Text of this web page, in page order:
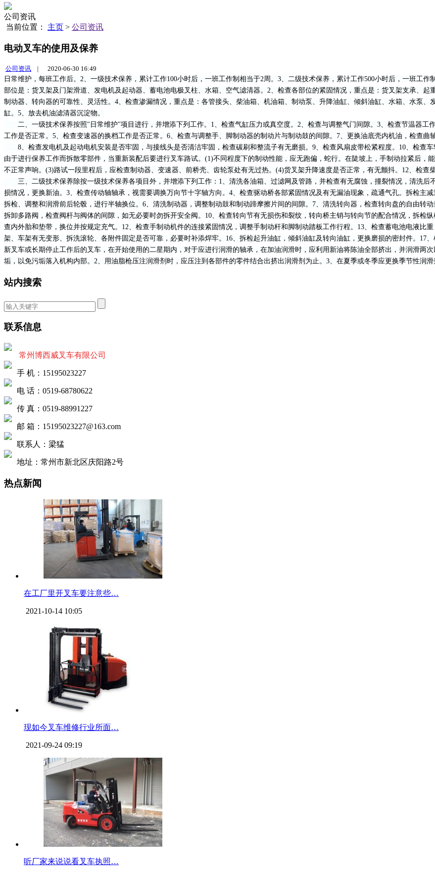
公司资讯
当前位置： 主页 > 公司资讯
电动叉车的使用及保养
公司资讯 |
2020-06-30 16:49
日常维护，每班工作后。2、一级技术保养，累计工作100小时后，一班工作制相当于2周。3、二级技术保养，累计工作500小时后，一班工
部位是：货叉架及门架滑道、发电机及起动器、蓄电池电极叉柱、水箱、空气滤清器。2、检查各部位的紧固情况，重点是：货叉架支承、
制动器、转向器的可靠性、灵活性。4、检查渗漏情况，重点是：各管接头、柴油箱、机油箱、制动泵、升降油缸、倾斜油缸、水箱、水泵
缸。5、放去机油滤清器沉淀物。
二、一级技术保养按照"日常维护"项目进行，并增添下列工作。1、检查气缸压力或真空度。2、检查与调整气门间隙。3、检查节温器工
工作是否正常。5、检查变速器的换档工作是否正常。6、检查与调整手、脚制动器的制动片与制动鼓的间隙。7、更换油底壳内机油，检查曲
8、检查发电机及起动电机安装是否牢固，与接线头是否清洁牢固，检查碳刷和整流子有无磨损。9、检查风扇皮带松紧程度。10、检查车
由于进行保养工作而拆散零部件，当重新装配后要进行叉车路试。(1)不同程度下的制动性能，应无跑偏，蛇行。在陡坡上，手制动拉紧后，
不正常声响。(3)路试一段里程后，应检查制动器、变速器、前桥壳、齿轮泵处有无过热。(4)货叉架升降速度是否正常，有无颤抖。12、检查
三、二级技术保养除按一级技术保养各项目外，并增添下列工作：1、清洗各油箱、过滤网及管路，并检查有无腐蚀，撞裂情况，清洗后
损情况，更换新油。3、检查传动轴轴承，视需要调换万向节十字轴方向。4、检查驱动桥各部紧固情况及有无漏油现象，疏通气孔。拆检主
拆检、调整和润滑前后轮毂，进行半轴换位。6、清洗制动器，调整制动鼓和制动蹄摩擦片间的间隙。7、清洗转向器，检查转向盘的自由转
拆卸多路阀，检查阀杆与阀体的间隙，如无必要时勿拆开安全阀。10、检查转向节有无损伤和裂纹，转向桥主销与转向节的配合情况，拆检
查内外胎和垫带，换位并按规定充气。12、检查手制动机件的连接紧固情况，调整手制动杆和脚制动踏板工作行程。13、检查蓄电池电液比
架、车架有无变形、拆洗滚轮、各附件固定是否可靠，必要时补添焊牢。16、拆检起升油缸，倾斜油缸及转向油缸，更换磨损的密封件。17
新叉车或长期停止工作后的叉车，在开始使用的二星期内，对于应进行润滑的轴承，在加油润滑时，应利用新油将陈油全部挤出，并润滑两
垢，以免污垢落入机构内部。2、用油脂枪压注润滑剂时，应压注到各部件的零件结合出挤出润滑剂为止。3、在夏季或冬季应更换季节性润滑
站内搜索
联系信息
常州博西威叉车有限公司
手 机：15195023227
电 话：0519-68780622
传 真：0519-88991227
邮 箱：15195023227@163.com
联系人：梁猛
地址：常州市新北区庆阳路2号
热点新闻
在工厂里开叉车要注意些…
2021-10-14 10:05
现如今叉车维修行业所面…
2021-09-24 09:19
听厂家来说说看叉车执照…